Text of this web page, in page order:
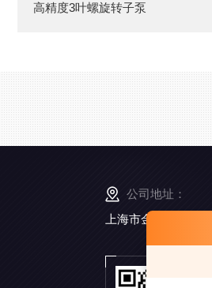
高精度3叶螺旋转子泵
公司地址：
上海市金山工业区